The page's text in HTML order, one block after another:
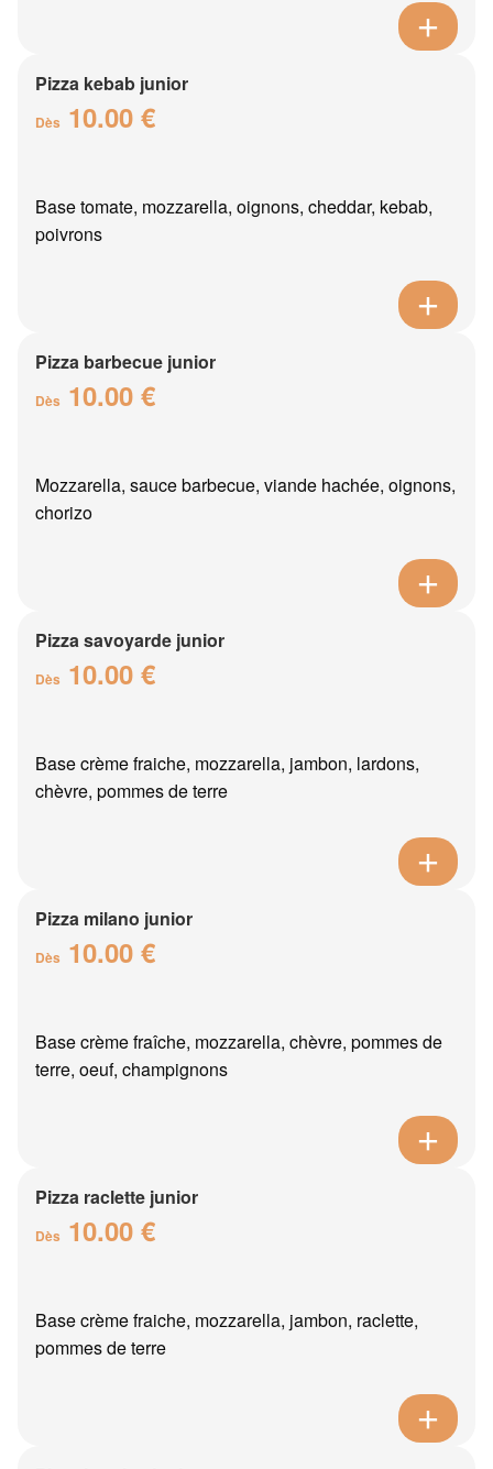
Pizza kebab junior
Dès 10.00 €
Base tomate, mozzarella, oignons, cheddar, kebab,
poivrons
Pizza barbecue junior
Dès 10.00 €
Mozzarella, sauce barbecue, viande hachée, oignons,
chorizo
Pizza savoyarde junior
Dès 10.00 €
Base crème fraiche, mozzarella, jambon, lardons,
chèvre, pommes de terre
Pizza milano junior
Dès 10.00 €
Base crème fraîche, mozzarella, chèvre, pommes de
terre, oeuf, champignons
Pizza raclette junior
Dès 10.00 €
Base crème fraiche, mozzarella, jambon, raclette,
pommes de terre